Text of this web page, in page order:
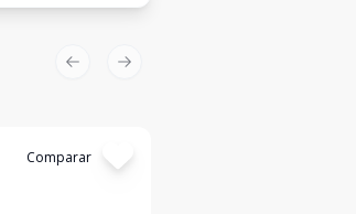
Comparar
Previous slide
Next slide